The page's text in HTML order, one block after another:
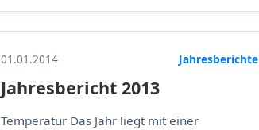
01.01.2014 Jahresberichte
Jahresbericht 2013
Temperatur Das Jahr liegt mit einer